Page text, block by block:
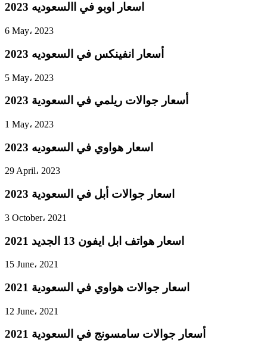
اسعار اوبو في االسعوديه 2023
6 May، 2023
أسعار انفينكس في السعوديه 2023
5 May، 2023
أسعار جوالات ريلمي في السعودية 2023
1 May، 2023
اسعار هواوي في السعوديه 2023
29 April، 2023
اسعار جوالات أبل في السعودية 2023
3 October، 2021
اسعار هواتف ابل ايفون 13 الجديد 2021
15 June، 2021
اسعار جوالات هواوي في السعودية 2021
12 June، 2021
أسعار جوالات سامسونج في السعودية 2021